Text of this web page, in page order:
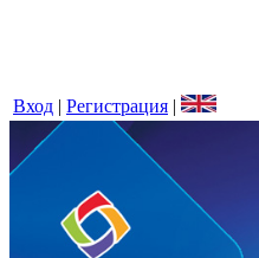
Вход | Регистрация |